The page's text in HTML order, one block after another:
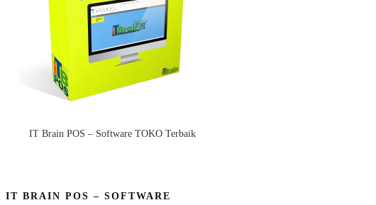
IT Brain POS – Software TOKO Terbaik
IT BRAIN POS – SOFTWARE